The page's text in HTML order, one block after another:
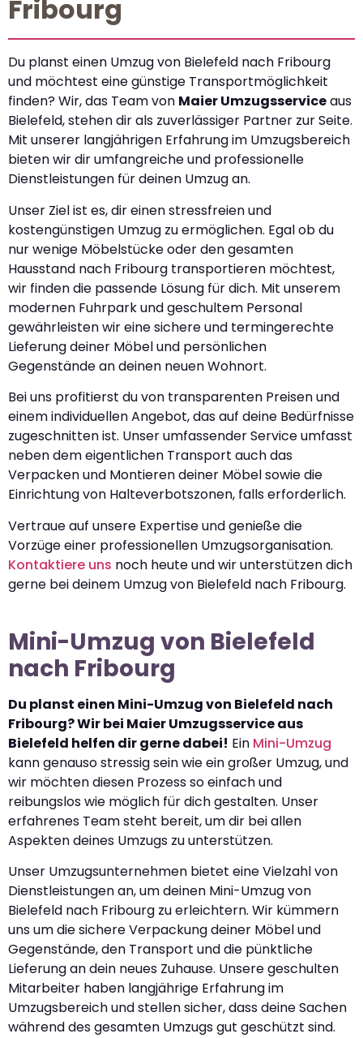
Fribourg
Du planst einen Umzug von Bielefeld nach Fribourg
und möchtest eine günstige Transportmöglichkeit
finden? Wir, das Team von Maier Umzugsserviceaus
Bielefeld, stehen dir als zuverlässiger Partner zur Seite.
Mit unserer langjährigen Erfahrung im Umzugsbereich
bieten wir dir umfangreiche und professionelle
Dienstleistungen für deinen Umzug an.
Unser Ziel ist es, dir einen stressfreien und
kostengünstigen Umzug zu ermöglichen. Egal ob du
nur wenige Möbelstücke oder den gesamten
Hausstand nach Fribourg transportieren möchtest,
wir finden die passende Lösung für dich. Mit unserem
modernen Fuhrpark und geschultem Personal
gewährleisten wir eine sichere und termingerechte
Lieferung deiner Möbel und persönlichen
Gegenstände an deinen neuen Wohnort.
Bei uns profitierst du von transparenten Preisen und
einem individuellen Angebot, das auf deine Bedürfnisse
zugeschnitten ist. Unser umfassender Service umfasst
neben dem eigentlichen Transport auch das
Verpacken und Montieren deiner Möbel sowie die
Einrichtung von Halteverbotszonen, falls erforderlich.
Vertraue auf unsere Expertise und genieße die
Vorzüge einer professionellen Umzugsorganisation.
Kontaktiere uns noch heute und wir unterstützen dich
gerne bei deinem Umzug von Bielefeld nach Fribourg.
Mini-Umzug von Bielefeld
nach Fribourg
Du planst einen Mini-Umzug von Bielefeld nach
Fribourg? Wir bei Maier Umzugsservice aus
Bielefeld helfen dir gerne dabei! Ein Mini-Umzug
kann genauso stressig sein wie ein großer Umzug, und
wir möchten diesen Prozess so einfach und
reibungslos wie möglich für dich gestalten. Unser
erfahrenes Team steht bereit, um dir bei allen
Aspekten deines Umzugs zu unterstützen.
Unser Umzugsunternehmen bietet eine Vielzahl von
Dienstleistungen an, um deinen Mini-Umzug von
Bielefeld nach Fribourg zu erleichtern. Wir kümmern
uns um die sichere Verpackung deiner Möbel und
Gegenstände, den Transport und die pünktliche
Lieferung an dein neues Zuhause. Unsere geschulten
Mitarbeiter haben langjährige Erfahrung im
Umzugsbereich und stellen sicher, dass deine Sachen
während des gesamten Umzugs gut geschützt sind.